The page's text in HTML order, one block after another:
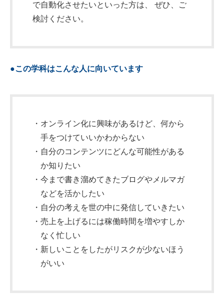
で自動化させたいといった方は、 ぜひ、ご
検討ください。
●この学科はこんな人に向いています
・オンライン化に興味があるけど、何から
手をつけていいかわからない
・自分のコンテンツにどんな可能性がある
か知りたい
・今まで書き溜めてきたブログやメルマガ
などを活かしたい
・自分の考えを世の中に発信していきたい
・売上を上げるには稼働時間を増やすしか
なく忙しい
・新しいことをしたがリスクが少ないほう
がいい